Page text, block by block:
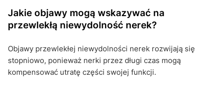
Jakie objawy mogą wskazywać na
przewlekłą niewydolność nerek?
Objawy przewlekłej niewydolności nerek rozwijają się
stopniowo, ponieważ nerki przez długi czas mogą
kompensować utratę części swojej funkcji.